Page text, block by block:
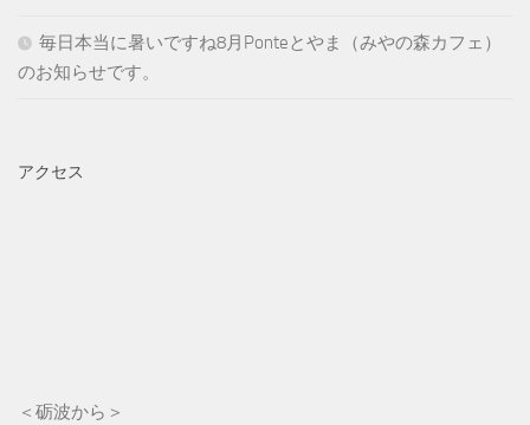
毎日本当に暑いですね8月Ponteとやま（みやの森カフェ）
のお知らせです。
アクセス
＜砺波から＞